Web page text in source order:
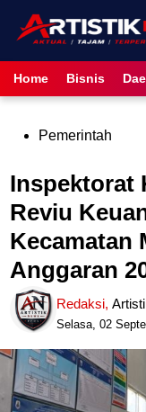
content
Home Bisnis
PostedPemerintah
Inspektorat
Reviu
Kecamatan
Anggaran
Redaksi,
Selasa, 02